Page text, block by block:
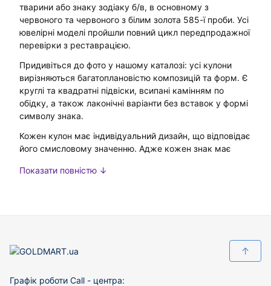
тварини або знаку зодіаку б/в, в основному з
червоного та червоного з білим золота 585-ї проби. Усі
ювелірні моделі пройшли повний цикл передпродажної
перевірки з реставрацією.
Придивіться до фото у нашому каталозі: усі кулони
вирізняються багатоплановістю композицій та форм. Є
круглі та квадратні підвіски, всипані камінням по
обідку, а також лаконічні варіанти без вставок у формі
символу знака.
Кожен кулон має індивідуальний дизайн, що відповідає
його смисловому значенню. Адже кожен знак має
грецькій і римській міфології.
людина народилася, багато що визначає в її житті.
Зодіакальні прикраси носять не тільки на шиї: стильні
золоті підвіски вішають на браслети, брелоки і навіть
Показати повністю ↓
↑
Графік роботи Call - центра: